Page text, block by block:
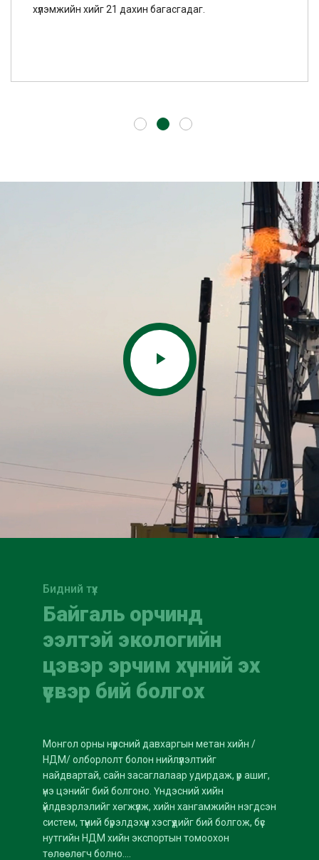
хүлэмжийн хийг 21 дахин багасгадаг.
Бидний түүх
Байгаль орчинд
ээлтэй экологийн
цэвэр эрчим хүчний эх
үүсвэр бий болгох
Монгол орны нүүрсний давхаргын метан хийн /
НДМ/ олборлолт болон нийлүүлэлтийг
найдвартай, сайн засаглалаар удирдаж, үр ашиг,
үнэ цэнийг бий болгоно. Үндэсний хийн
үйлдвэрлэлийг хөгжүүлж, хийн хангамжийн нэгдсэн
систем, түүний бүрэлдэхүүн хэсгүүдийг бий болгож, бүс
нутгийн НДМ хийн экспортын томоохон
төлөөлөгч болно....